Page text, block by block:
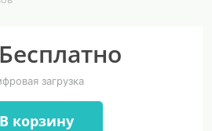
Бесплатно
загрузка
В корзину